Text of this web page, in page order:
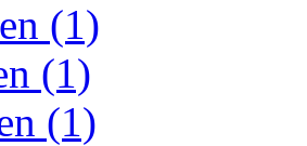
(1)
(1)
(1)